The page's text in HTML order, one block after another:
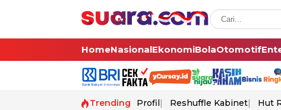
HomeNasionalEkonomiBolaOtomotif
Trending Profil Reshuffle Kabinet Hut